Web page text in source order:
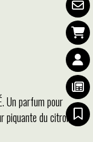
Un parfum pour
du citron